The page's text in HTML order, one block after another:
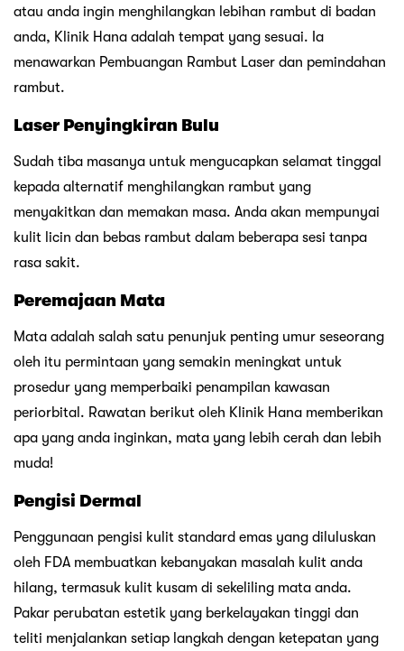
atau anda ingin menghilangkan lebihan rambut di badan
anda, Klinik Hana adalah tempat yang sesuai. Ia
menawarkan Pembuangan Rambut Laser dan pemindahan
rambut.
Laser Penyingkiran Bulu
Sudah tiba masanya untuk mengucapkan selamat tinggal
kepada alternatif menghilangkan rambut yang
menyakitkan dan memakan masa. Anda akan mempunyai
kulit licin dan bebas rambut dalam beberapa sesi tanpa
rasa sakit.
Peremajaan Mata
Mata adalah salah satu penunjuk penting umur seseorang
oleh itu permintaan yang semakin meningkat untuk
prosedur yang memperbaiki penampilan kawasan
periorbital. Rawatan berikut oleh Klinik Hana memberikan
apa yang anda inginkan, mata yang lebih cerah dan lebih
muda!
Pengisi Dermal
Penggunaan pengisi kulit standard emas yang diluluskan
oleh FDA membuatkan kebanyakan masalah kulit anda
hilang, termasuk kulit kusam di sekeliling mata anda.
Pakar perubatan estetik yang berkelayakan tinggi dan
teliti menjalankan setiap langkah dengan ketepatan yang